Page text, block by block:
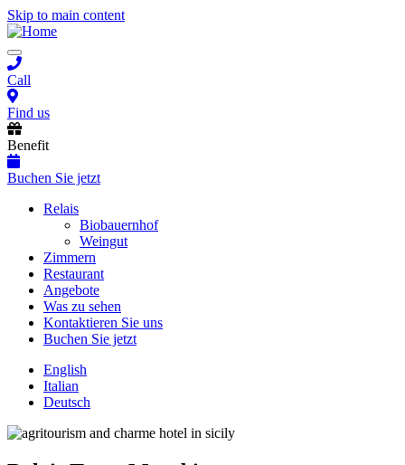
Skip to main content
Toggle
navigation
Call
Find us
Benefit
Buchen Sie jetzt
Main
navigation
Relais
Biobauernhof
Weingut
Zimmern
Restaurant
Angebote
Was zu sehen
Kontaktieren Sie uns
Buchen Sie jetzt
English
Italian
Deutsch